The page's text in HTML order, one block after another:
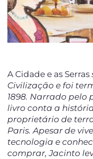
A Cidade e as Serras
Civilização e foi
1898. Narrado pelo
livro conta a
proprietário de
Paris. Apesar de
tecnologia e
comprar, Jacinto